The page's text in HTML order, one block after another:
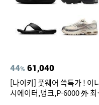
44% 61,040
[나이키] 풋웨어 쓱특가 ! 이
시에이터,덩크,P-6000 外 최